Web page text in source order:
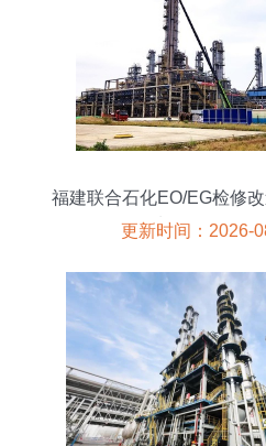
福建联合石化EO/EG检修
石油化工工程的
更新时间：2026-